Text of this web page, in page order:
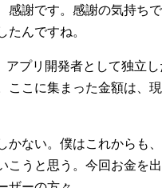
謝です。感謝の気持ち
んですね。
アプリ開発者として独立
ここに集まった金額は、
かない。僕はこれからも
こうと思う。今回お金を